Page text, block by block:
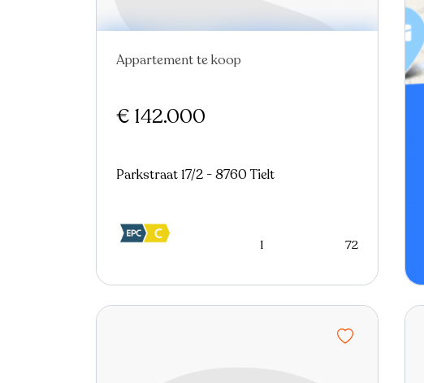
Nieuw
Appartement te koop
€ 142.000
Parkstraat 17/2 - 8760 Tielt
1 72